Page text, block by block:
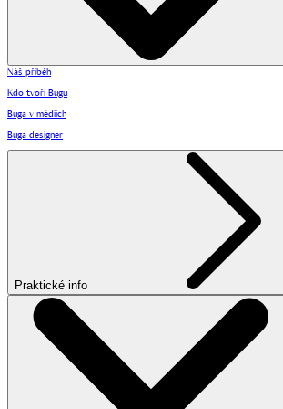
Náš příběh
Kdo tvoří Bugu
Buga v médiích
Buga designer
Praktické info